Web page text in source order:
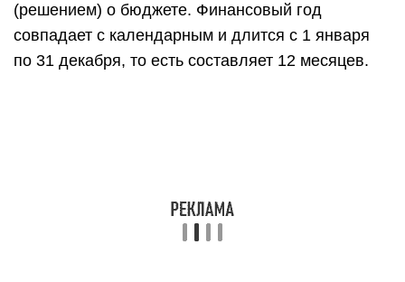
(решением) о бюджете. Финансовый год
совпадает с календарным и длится с 1 января
по 31 декабря, то есть составляет 12 месяцев.